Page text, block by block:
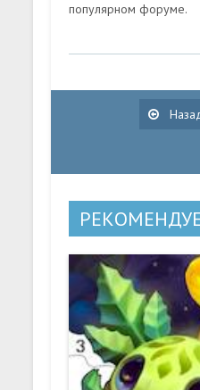
популярном форуме.